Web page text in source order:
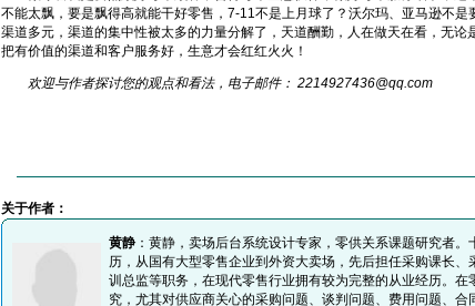
不能太飘，要是飘得高就能干好零售，7-11不是上月球了？沃尔玛、亚马逊不是
渠道多元，渠道的集中性被太多的力量分解了，天道酬勤，人在做天在看，无论
把有价值的渠道和客户服务好，生意才会红红火火！
欢迎与作者探讨您的观点和看法，电子邮件： 2214927436@qq.com
关于作者：
黄静：黄静，卖场后台系统设计专家，零供关系课题研究者。
历，从国有大型零售企业到外资大卖场，先后担任采购课长、
训总监等职务，在现代零售行业拥有较为完整的从业经历。在
究，尤其对供应商关心的采购问题、谈判问题、费用问题、合